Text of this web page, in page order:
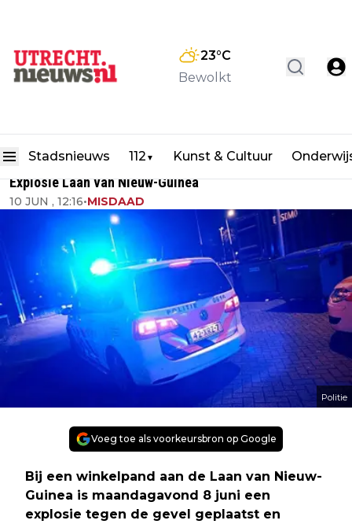
23°C
Bewolkt
Stadsnieuws 112 ▼ Kunst & Cultuur
Explosie Laan van Nieuw-Guinea
10 JUN , 12:16•MISDAAD
Politie
Voeg toe als voorkeursbron op Google
Bij een winkelpand aan de Laan van Nieuw-
Guinea is maandagavond 8 juni een
explosie tegen de gevel geplaatst en